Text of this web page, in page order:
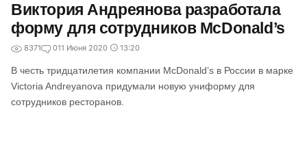
Виктория Андреянова разработала
форму для сотрудников McDonald’s
8371 011 Июня 2020 13:20
В честь тридцатилетия компании McDonald’s в России в марке
Victoria Andreyanova придумали новую униформу для
сотрудников ресторанов.